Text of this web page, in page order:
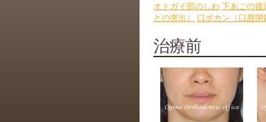
オトガイ部のしわ 下あごの後
との突出）
口ポカン（口唇閉
治療前